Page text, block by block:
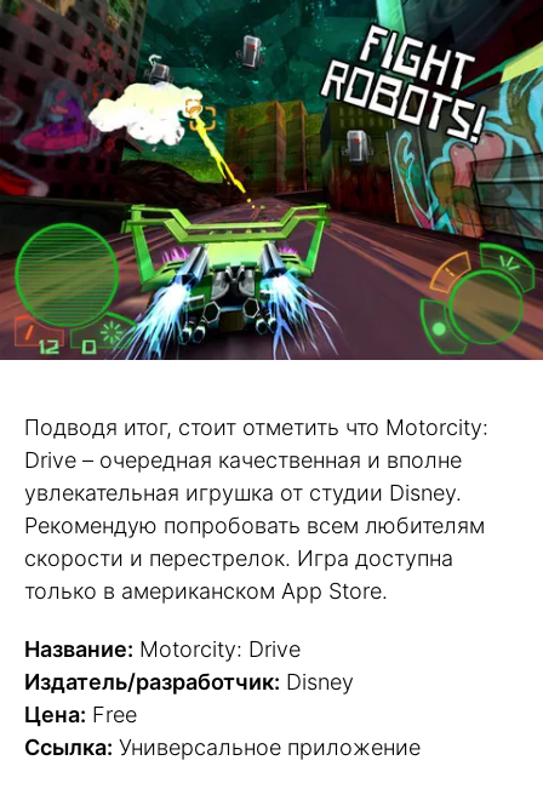
Подводя итог, стоит отметить что Motorcity:
Drive – очередная качественная и вполне
увлекательная игрушка от студии Disney.
Рекомендую попробовать всем любителям
скорости и перестрелок. Игра доступна
только в американском App Store.
Название: Motorcity: Drive
Издатель/разработчик: Disney
Цена: Free
Ссылка: Универсальное приложение